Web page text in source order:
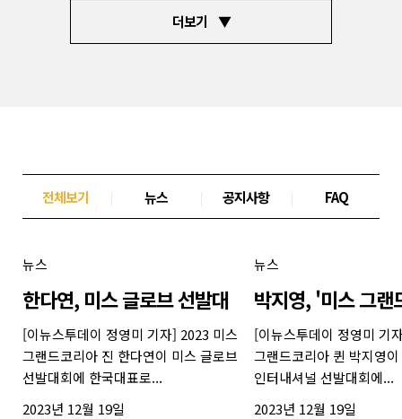
더보기 ▼
전체보기 뉴스 공지사항 FAQ
뉴스
한다연, 미스 글로브 선발대
[이뉴스투데이 정영미 기자] 2023 미스
그랜드코리아 진 한다연이 미스 글로브
선발대회에 한국대표로...
2023년 12월 19일
뉴스
박지영, '미스 그랜
[이뉴스투데이 정영미 기
그랜드코리아 퀸 박지영
인터내셔널 선발대회에...
2023년 12월 19일